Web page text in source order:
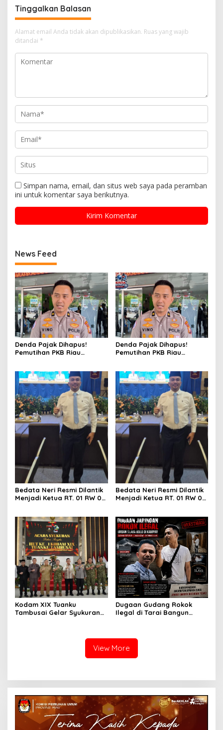
Tinggalkan Balasan
Alamat email Anda tidak akan dipublikasikan. Ruas yang wajib
ditandai *
Simpan nama, email, dan situs web saya pada peramban
ini untuk komentar saya berikutnya.
News Feed
Denda Pajak Dihapus!
Pemutihan PKB Riau
Kendaraan yang
Menunggak Bertahun-
tahun
Denda Pajak Dihapus!
Pemutihan PKB Riau
Kendaraan yang
Menunggak Bertahun-
tahun
Bedata Neri Resmi Dilantik
Menjadi Ketua RT. 01 RW 07,
Dukung Seluruh Program
Walikota Agung Nugroho
Bedata Neri Resmi Dilantik
Menjadi Ketua RT. 01 RW 07,
Dukung Seluruh Program
Walikota Agung Nugroho
Kodam XIX Tuanku
Tambusai Gelar Syukuran
Dugaan Gudang Rokok
Ilegal di Tarai Bangun
View More